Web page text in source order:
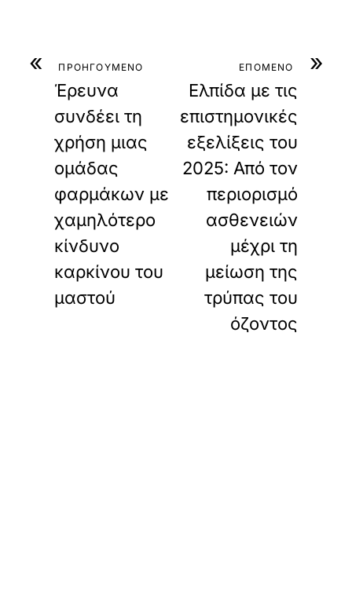
« ΠΡΟΗΓΟΥΜΕΝΟ
Έρευνα
συνδέει τη
χρήση μιας
ομάδας
φαρμάκων με
χαμηλότερο
κίνδυνο
καρκίνου του
μαστού
»
ΕΠΟΜΕΝΟ
Ελπίδα με τις
επιστημονικές
εξελίξεις του
2025: Από τον
περιορισμό
ασθενειών
μέχρι τη
μείωση της
τρύπας του
όζοντος